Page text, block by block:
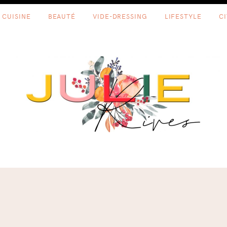
CUISINE BEAUTÉ VIDE-DRESSING LIFESTYLE